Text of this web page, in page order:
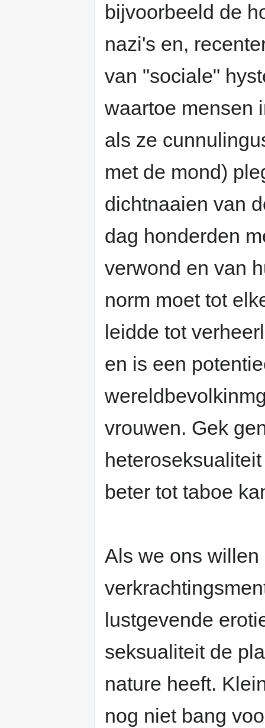
bijvoorbeeld de
nazi's en,
van "sociale"
waartoe mensen
als ze
met de mond)
dichtnaaien van
dag honderden
verwond en van
norm moet tot
leidde tot
en is een
vrouwen. Gek
beter tot taboe
Als we ons
lustgevende
seksualiteit de
nature heeft.
nog niet bang